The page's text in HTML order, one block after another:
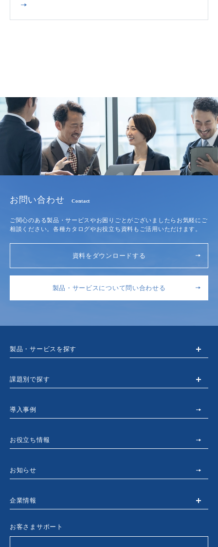
お問い合わせ Contact
ご関心のある製品・サービスやお困りごとがございましたらお気軽にご
相談ください。各種カタログやお役立ち資料もご活用いただけます。
資料をダウンロードする
製品・サービスについて問い合わせる
製品・サービスを探す
課題別で探す
導入事例
お役立ち情報
お知らせ
企業情報
お客さまサポート